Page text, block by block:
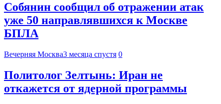
Собянин сообщил об отражении атак
уже 50 направлявшихся к Москве
БПЛА
Вечерняя Москва3 месяца спустя 0
Политолог Зелтынь: Иран не
откажется от ядерной программы